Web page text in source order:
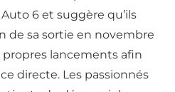
6 et suggère qu’ils
sa sortie en novembre
lancements afin
directe. Les passionnés